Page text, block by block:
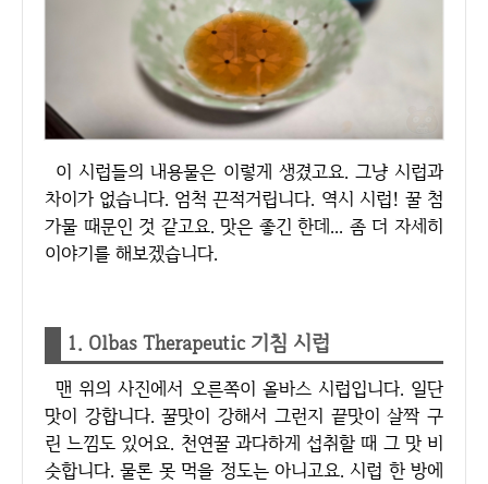
이 시럽들의 내용물은 이렇게 생겼고요. 그냥 시럽과
차이가 없습니다. 엄척 끈적거립니다. 역시 시럽! 꿀 첨
가물 때문인 것 같고요. 맛은 좋긴 한데... 좀 더 자세히
이야기를 해보겠습니다.
1. Olbas Therapeutic 기침 시럽
맨 위의 사진에서 오른쪽이 올바스 시럽입니다. 일단
맛이 강합니다. 꿀맛이 강해서 그런지 끝맛이 살짝 구
린 느낌도 있어요. 천연꿀 과다하게 섭취할 때 그 맛 비
슷합니다. 물론 못 먹을 정도는 아니고요. 시럽 한 방에